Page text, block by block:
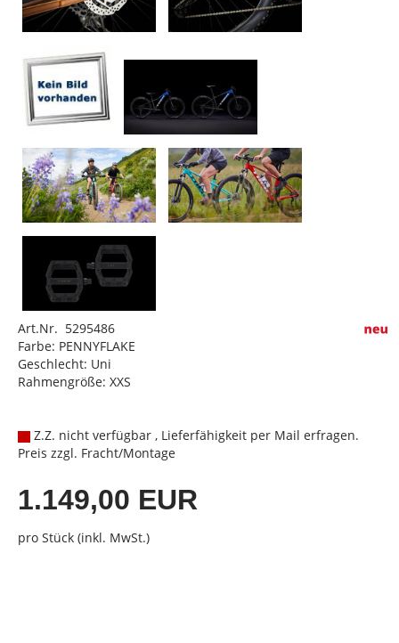
Art.Nr. 5295486
Farbe: PENNYFLAKE
Geschlecht: Uni
Rahmengröße: XXS
Z.Z. nicht verfügbar , Lieferfähigkeit per Mail erfragen.
Preis zzgl. Fracht/Montage
1.149,00 EUR
pro Stück (inkl. MwSt.)